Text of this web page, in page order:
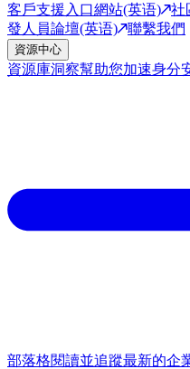
客戶支援入口網站(英语) 社
發人員論壇(英语)
聯繫我們
資源中心
資源庫洞察幫助您加速身分
部落格閱讀並追蹤最新的企